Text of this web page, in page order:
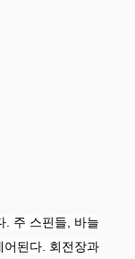
. 주 스핀들, 바늘
어된다. 회전장과